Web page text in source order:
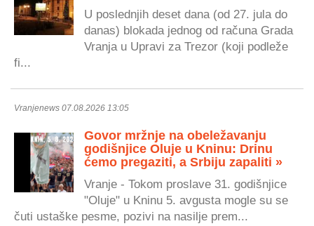
U poslednjih deset dana (od 27. jula do
danas) blokada jednog od računa Grada
Vranja u Upravi za Trezor (koji podleže
fi...
Vranjenews 07.08.2026 13:05
Govor mržnje na obeležavanju
godišnjice Oluje u Kninu: Drinu
ćemo pregaziti, a Srbiju zapaliti »
Vranje - Tokom proslave 31. godišnjice
"Oluje" u Kninu 5. avgusta mogle su se
čuti ustaške pesme, pozivi na nasilje prem...